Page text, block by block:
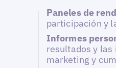
Paneles de
participación y
Informes
resultados y las
marketing y